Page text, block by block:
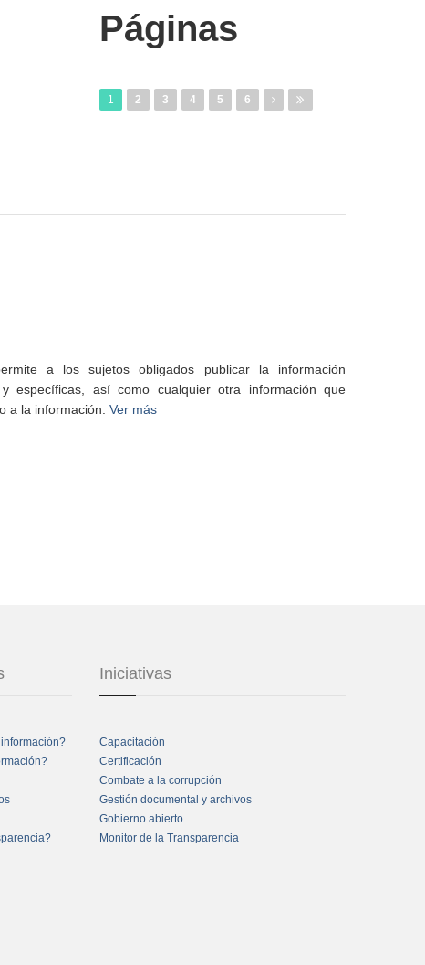
Páginas
1 2 3 4 5 6
a los sujetos obligados publicar la información
específicas, así como cualquier otra información que
a la información. Ver más
Iniciativas
Capacitación
Certificación
Combate a la corrupción
Gestión documental y archivos
Gobierno abierto
Monitor de la Transparencia